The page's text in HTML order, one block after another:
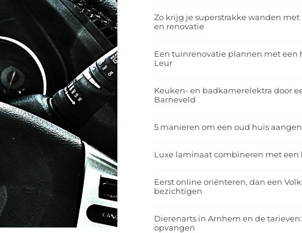
Zo krijg je superstrakke wanden
en renovatie
Een tuinrenovatie plannen met een
Leur
Keuken- en badkamerelektra door
Barneveld
5 manieren om een oud huis
Luxe laminaat combineren met een
Eerst online oriënteren, dan een
bezichtigen
Dierenarts in Arnhem en de
opvangen